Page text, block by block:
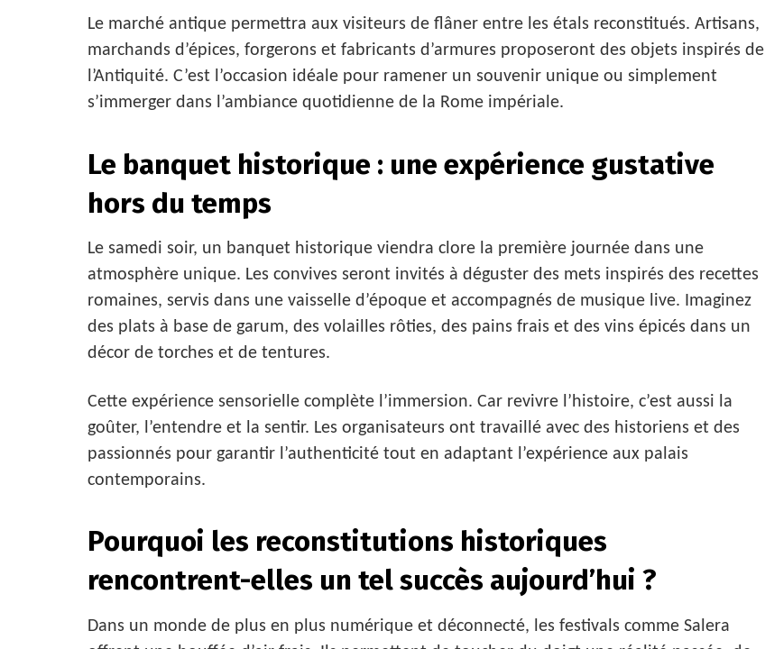
Le marché antique permettra aux visiteurs de flâner entre les étals reconstitués. Artisans,
marchands d’épices, forgerons et fabricants d’armures proposeront des objets inspirés de
l’Antiquité. C’est l’occasion idéale pour ramener un souvenir unique ou simplement
s’immerger dans l’ambiance quotidienne de la Rome impériale.
Le banquet historique : une expérience gustative
hors du temps
Le samedi soir, un banquet historique viendra clore la première journée dans une
atmosphère unique. Les convives seront invités à déguster des mets inspirés des recettes
romaines, servis dans une vaisselle d’époque et accompagnés de musique live. Imaginez
des plats à base de garum, des volailles rôties, des pains frais et des vins épicés dans un
décor de torches et de tentures.
Cette expérience sensorielle complète l’immersion. Car revivre l’histoire, c’est aussi la
goûter, l’entendre et la sentir. Les organisateurs ont travaillé avec des historiens et des
passionnés pour garantir l’authenticité tout en adaptant l’expérience aux palais
contemporains.
Pourquoi les reconstitutions historiques
rencontrent-elles un tel succès aujourd’hui ?
Dans un monde de plus en plus numérique et déconnecté, les festivals comme Salera